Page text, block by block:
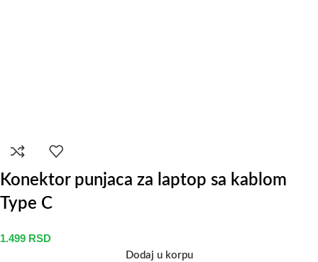
Konektor punjaca za laptop sa kablom
Type C
1.499 RSD
Dodaj u korpu